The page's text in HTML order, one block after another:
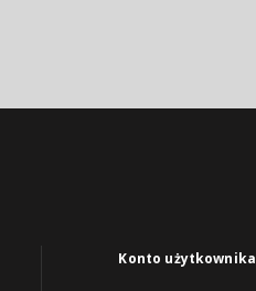
Konto użytkownika